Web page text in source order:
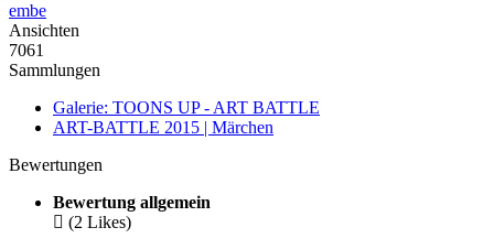
embe
Ansichten
7061
Sammlungen
Galerie: TOONS UP - ART BATTLE
ART-BATTLE 2015 | Märchen
Bewertungen
Bewertung allgemein
 (2 Likes)